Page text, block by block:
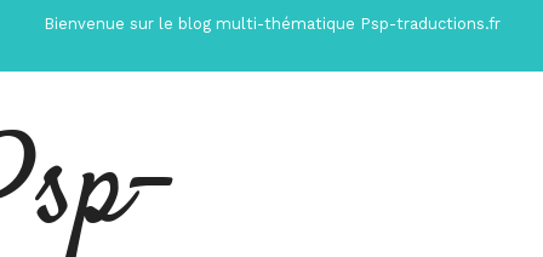
contenu
Bienvenue sur le blog multi-thématique Psp-traductions.fr